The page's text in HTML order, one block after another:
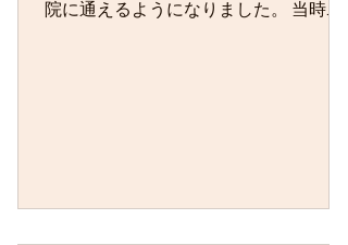
院に通えるようになりました。 当時の